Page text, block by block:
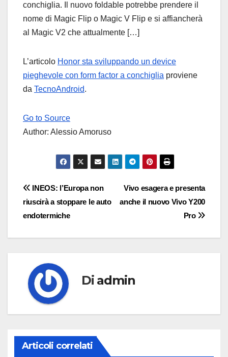
conchiglia. Il nuovo foldable potrebbe prendere il
nome di Magic Flip o Magic V Flip e si affiancherà
al Magic V2 che attualmente […]
L’articolo Honor sta sviluppando un device
pieghevole con form factor a conchiglia proviene
da TecnoAndroid.
Go to Source
Author: Alessio Amoruso
Navigazione
articoli
Vivo esagera e presenta
anche il nuovo Vivo Y200
Pro
INEOS: l’Europa non
riuscirà a stoppare le auto
endotermiche
Di admin
Articoli correlati